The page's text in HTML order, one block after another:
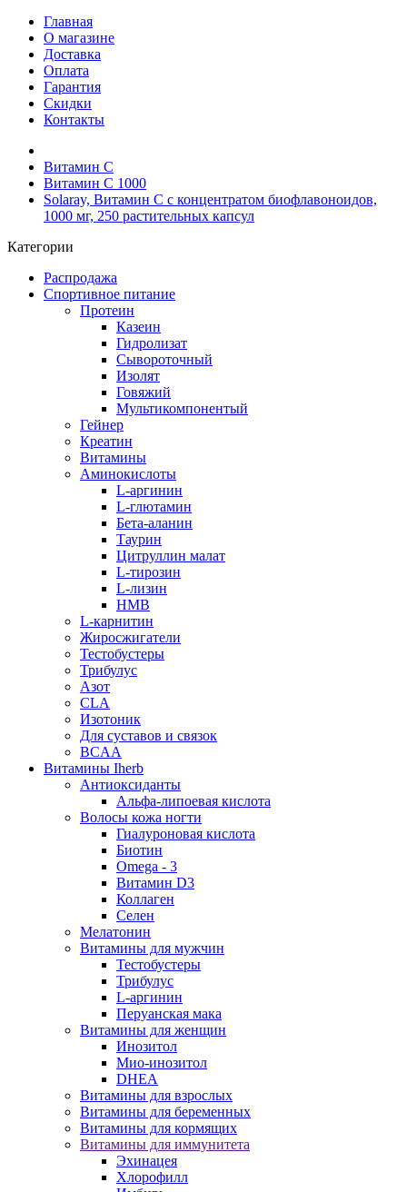
Главная
О магазине
Доставка
Оплата
Гарантия
Скидки
Контакты
Витамин C
Витамин C 1000
Solaray, Витамин C с концентратом биофлавоноидов,
1000 мг, 250 растительных капсул
Категории
Распродажа
Спортивное питание
Протеин
Казеин
Гидролизат
Сывороточный
Изолят
Говяжий
Мультикомпонентый
Гейнер
Креатин
Витамины
Аминокислоты
L-аргинин
L-глютамин
Бета-аланин
Таурин
Цитруллин малат
L-тирозин
L-лизин
HMB
L-карнитин
Жиросжигатели
Тестобустеры
Трибулус
Азот
CLA
Изотоник
Для суставов и связок
BCAA
Витамины Iherb
Антиоксиданты
Альфа-липоевая кислота
Волосы кожа ногти
Гиалуроновая кислота
Биотин
Omega - 3
Витамин D3
Коллаген
Селен
Мелатонин
Витамины для мужчин
Тестобустеры
Трибулус
L-аргинин
Перуанская мака
Витамины для женщин
Инозитол
Мио-инозитол
DHEA
Витамины для взрослых
Витамины для беременных
Витамины для кормящих
Витамины для иммунитета
Эхинацея
Хлорофилл